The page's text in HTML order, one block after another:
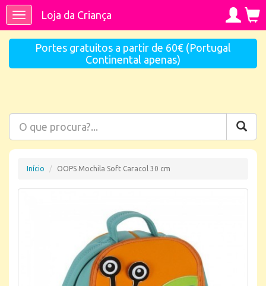
ToggleLoja da Criança
Portes gratuitos a partir de 60€ (Portugal
Continental apenas)
Início OOPS Mochila Soft Caracol 30 cm